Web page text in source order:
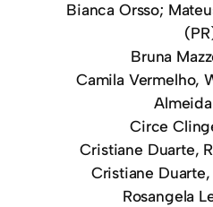
Bianca Orsso;
Bruna
Camila Vermelho,
Circe
Cristiane Duarte,
Cristiane
Rosangela